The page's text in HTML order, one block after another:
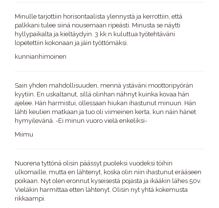
Minulle tarjottiin horisontaalista ylennystä ja kerrottiin, että
palkkani tulee siinä nousemaan ripeästi. Minusta se näytti
hyllypaikalta ja kieltäydyin. 3 kk:n kuluttua työtehtäväni
lopetettiin kokonaan ja jäin työttömäksi.
kunnianhimoinen
Sain yhden mahdollisuuden, mennä ystäväni moottoripyörän
kyytiin. En uskaltanut, sillä olinhan nähnyt kuinka kovaa hän
ajelee. Hän harmistui, ollessaan hiukan ihastunut minuun. Hän
lähti keulien matkaan ja tuo oli viimeinen kerta, kun näin hänet
hymyilevänä. -Ei minun vuoro vielä enkeliksi-
Miimu
Nuorena tyttönä olisin päässyt puoleksi vuodeksi töihin
ulkomaille, mutta en lähtenyt, koska olin niin ihastunut erääseen
poikaan. Nyt olen eronnut kyseisestä pojasta ja ikääkin lähes 50v.
Vieläkin harmittaa etten lähtenyt. Olisin nyt yhtä kokemusta
rikkaampi.